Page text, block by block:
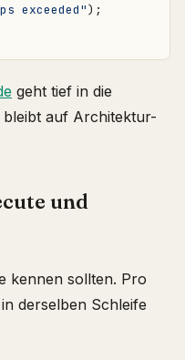
exceeded");
geht tief in die
bleibt auf Architektur-
und
kennen sollten. Pro
derselben Schleife